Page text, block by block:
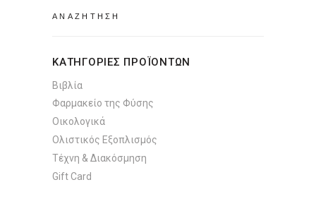
ΚΑΤΗΓΟΡΙΕΣ ΠΡΟΪΟΝΤΩΝ
Βιβλία
Φαρμακείο της Φύσης
Οικολογικά
Ολιστικός Εξοπλισμός
Τέχνη & Διακόσμηση
Gift Card